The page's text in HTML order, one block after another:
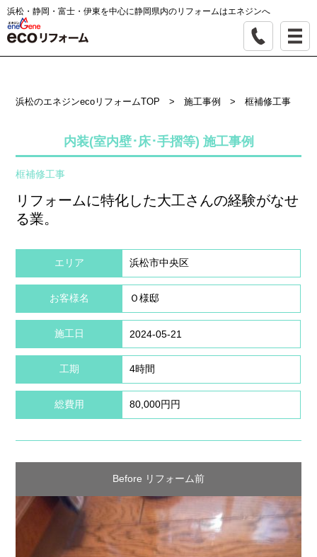
浜松・静岡・富士・伊東を中心に静岡県内のリフォームはエネジンへ
浜松のエネジンecoリフォームTOP >施工事例 >框補修工事
内装(室内壁･床･手摺等) 施工事例
框補修工事
リフォームに特化した大工さんの経験がなせ
る業。
エリア 浜松市中央区
お客様名 Ｏ様邸
施工日 2024-05-21
工期 4時間
総費用 80,000円円
Before リフォーム前